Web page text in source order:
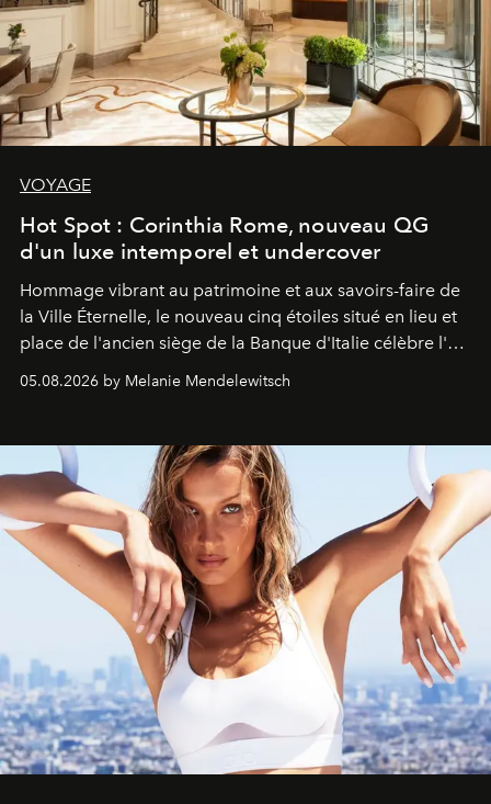
VOYAGE
Hot Spot : Corinthia Rome, nouveau QG
d'un luxe intemporel et undercover
Hommage vibrant au patrimoine et aux savoirs-faire de
la Ville Éternelle, le nouveau cinq étoiles situé en lieu et
place de l'ancien siège de la Banque d'Italie célèbre l'art
de vivre Romain dans toute son élégance intemporelle.
05.08.2026 by Melanie Mendelewitsch